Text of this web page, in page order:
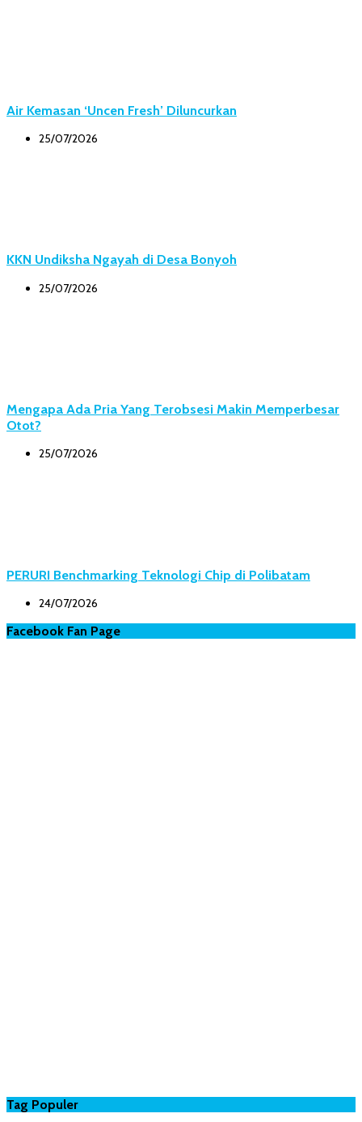
Air Kemasan ‘Uncen Fresh’ Diluncurkan
25/07/2026
KKN Undiksha Ngayah di Desa Bonyoh
25/07/2026
Mengapa Ada Pria Yang Terobsesi Makin Memperbesar
Otot?
25/07/2026
PERURI Benchmarking Teknologi Chip di Polibatam
24/07/2026
Facebook Fan Page
Tag Populer